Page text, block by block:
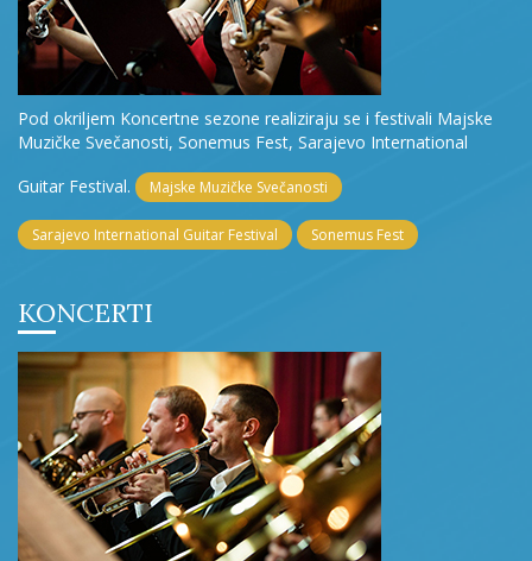
Pod okriljem Koncertne sezone realiziraju se i festivali Majske
Muzičke Svečanosti, Sonemus Fest, Sarajevo International
Guitar Festival.
Majske Muzičke Svečanosti
Sarajevo International Guitar Festival Sonemus Fest
KONCERTI